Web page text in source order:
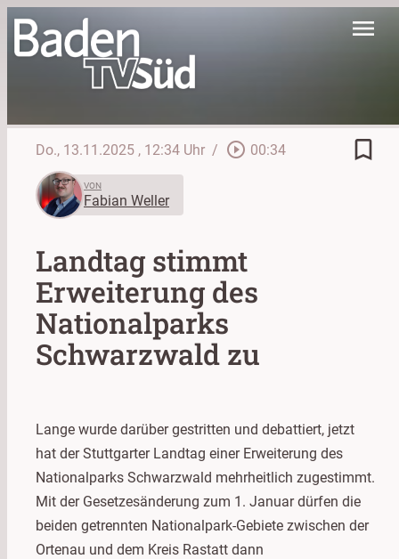
menu
Do., 13.11.2025 , 12:34 Uhr / play_circle_outline 00:34 bookmark_border
VON
Fabian Weller
Landtag stimmt
Erweiterung des
Nationalparks
Schwarzwald zu
Lange wurde darüber gestritten und debattiert, jetzt
hat der Stuttgarter Landtag einer Erweiterung des
Nationalparks Schwarzwald mehrheitlich zugestimmt.
Mit der Gesetzesänderung zum 1. Januar dürfen die
beiden getrennten Nationalpark-Gebiete zwischen der
Ortenau und dem Kreis Rastatt dann